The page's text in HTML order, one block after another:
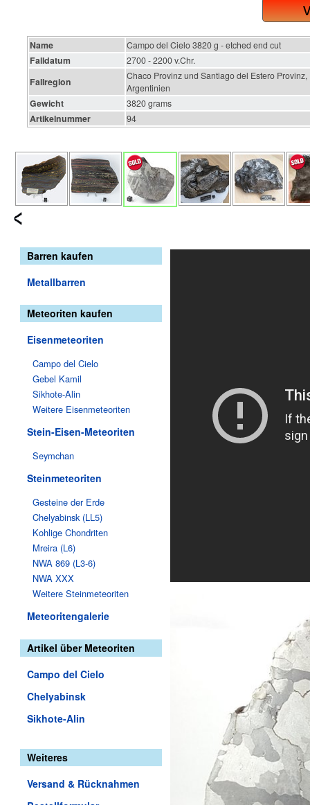
Name Campo del Cielo 3820 g - etched end cut
Falldatum 2700 - 2200 v.Chr.
Fallregion
Chaco Provinz und Santiago del Estero Provinz,
Argentinien
Gewicht 3820 grams
Artikelnummer 94
Barren kaufen
Metallbarren
Meteoriten kaufen
Eisenmeteoriten
Campo del Cielo
Gebel Kamil
Sikhote-Alin
Weitere Eisenmeteoriten
Stein-Eisen-Meteoriten
Seymchan
Steinmeteoriten
Gesteine der Erde
Chelyabinsk (LL5)
Kohlige Chondriten
Mreira (L6)
NWA 869 (L3-6)
NWA XXX
Weitere Steinmeteoriten
Meteoritengalerie
Artikel über Meteoriten
Campo del Cielo
Chelyabinsk
Sikhote-Alin
Weiteres
Versand & Rücknahmen